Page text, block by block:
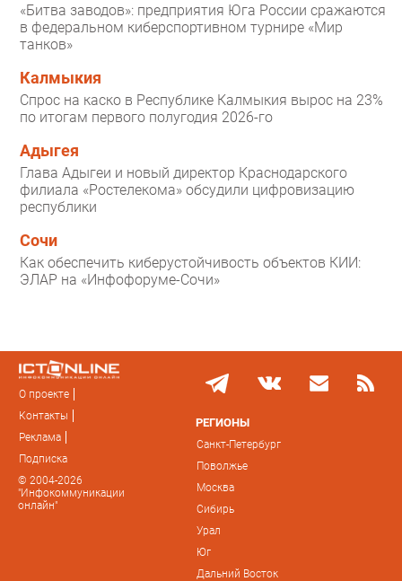
«Битва заводов»: предприятия Юга России сражаются
в федеральном киберспортивном турнире «Мир
танков»
Калмыкия
Спрос на каско в Республике Калмыкия вырос на 23%
по итогам первого полугодия 2026-го
Адыгея
Глава Адыгеи и новый директор Краснодарского
филиала «Ростелекома» обсудили цифровизацию
республики
Сочи
Как обеспечить киберустойчивость объектов КИИ:
ЭЛАР на «Инфофоруме-Сочи»
О проекте
Контакты
Реклама
Подписка
© 2004-2026
"Инфокоммуникации
онлайн"
РЕГИОНЫ
Санкт-Петербург
Поволжье
Москва
Сибирь
Урал
Юг
Дальний Восток